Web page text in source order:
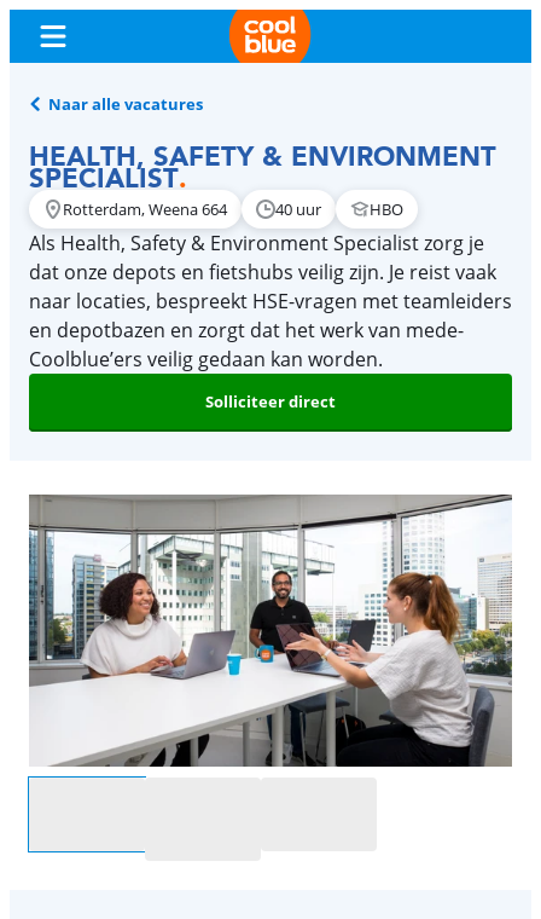
Naar alle vacatures
HEALTH, SAFETY & ENVIRONMENT
SPECIALIST.
Rotterdam, Weena 664 40 uur HBO
Als Health, Safety & Environment Specialist zorg je
dat onze depots en fietshubs veilig zijn. Je reist vaak
naar locaties, bespreekt HSE-vragen met teamleiders
en depotbazen en zorgt dat het werk van mede-
Coolblue’ers veilig gedaan kan worden.
Solliciteer direct